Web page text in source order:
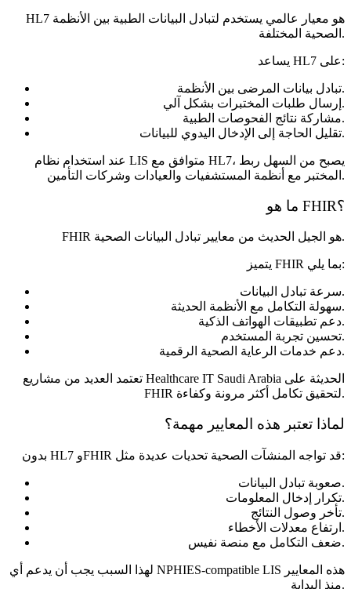
HL7 هو معيار عالمي يستخدم لتبادل البيانات الطبية بين الأنظمة
الصحية المختلفة.
يساعد HL7 على:
تبادل بيانات المرضى بين الأنظمة.
إرسال طلبات المختبرات بشكل آلي.
مشاركة نتائج الفحوصات الطبية.
تقليل الحاجة إلى الإدخال اليدوي للبيانات.
عند استخدام نظام LIS متوافق مع HL7، يصبح من السهل ربط
المختبر مع أنظمة المستشفيات والعيادات وشركات التأمين.
ما هو FHIR؟
FHIR هو الجيل الحديث من معايير تبادل البيانات الصحية.
يتميز FHIR بما يلي:
سرعة تبادل البيانات.
سهولة التكامل مع الأنظمة الحديثة.
دعم تطبيقات الهواتف الذكية.
تحسين تجربة المستخدم.
دعم خدمات الرعاية الصحية الرقمية.
تعتمد العديد من مشاريع Healthcare IT Saudi Arabia الحديثة على
FHIR لتحقيق تكامل أكثر مرونة وكفاءة.
لماذا تعتبر هذه المعايير مهمة؟
بدون HL7 وFHIR قد تواجه المنشآت الصحية تحديات عديدة مثل:
صعوبة تبادل البيانات.
تكرار إدخال المعلومات.
تأخر وصول النتائج.
ارتفاع معدلات الأخطاء.
ضعف التكامل مع منصة نفيس.
لهذا السبب يجب أن يدعم أي NPHIES-compatible LIS هذه المعايير
منذ البداية.